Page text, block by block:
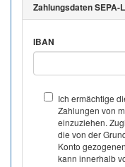
Zahlungsdaten
IBAN
Ich ermächtige
Zahlungen von
einzuziehen.
die von der
Konto
kann innerhalb